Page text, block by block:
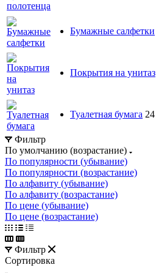
Бумажные салфетки
Покрытия на унитаз
Туалетная бумага 24
Фильтр
По умолчанию (возрастание)
По популярности (убывание)
По популярности (возрастание)
По алфавиту (убывание)
По алфавиту (возрастание)
По цене (убывание)
По цене (возрастание)
Фильтр
Сортировка